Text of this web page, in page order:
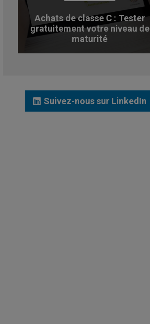
Achats de classe C : Tester
gratuitement votre niveau de
maturité
Suivez-nous sur LinkedIn